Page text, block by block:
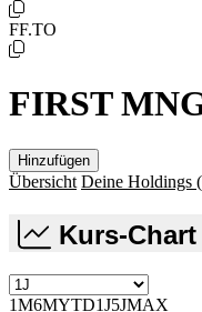
FF.TO
FIRST
Hinzufügen
Übersicht Deine Holdings
Kurs-Chart
1M6MYTD1J5JMAX